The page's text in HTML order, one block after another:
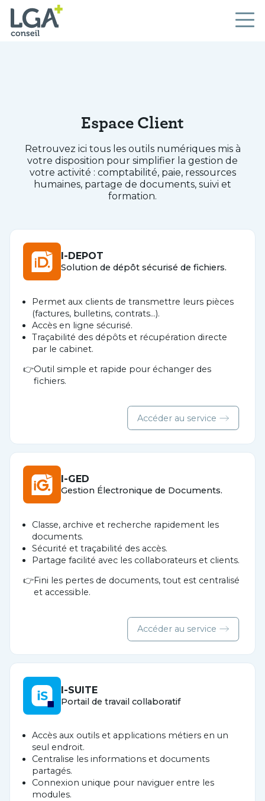
Espace Client
Retrouvez ici tous les outils numériques mis à
votre disposition pour simplifier la gestion de
votre activité : comptabilité, paie, ressources
humaines, partage de documents, suivi et
formation.
I-DEPOT
Solution de dépôt sécurisé de fichiers.
Permet aux clients de transmettre leurs pièces
(factures, bulletins, contrats…).
Accès en ligne sécurisé.
Traçabilité des dépôts et récupération directe
par le cabinet.
Outil simple et rapide pour échanger des
fichiers.
Accéder au service
I-GED
Gestion Électronique de Documents.
Classe, archive et recherche rapidement les
documents.
Sécurité et traçabilité des accès.
Partage facilité avec les collaborateurs et clients.
Fini les pertes de documents, tout est centralisé
et accessible.
Accéder au service
I-SUITE
Portail de travail collaboratif
Accès aux outils et applications métiers en un
seul endroit.
Centralise les informations et documents
partagés.
Connexion unique pour naviguer entre les
modules.